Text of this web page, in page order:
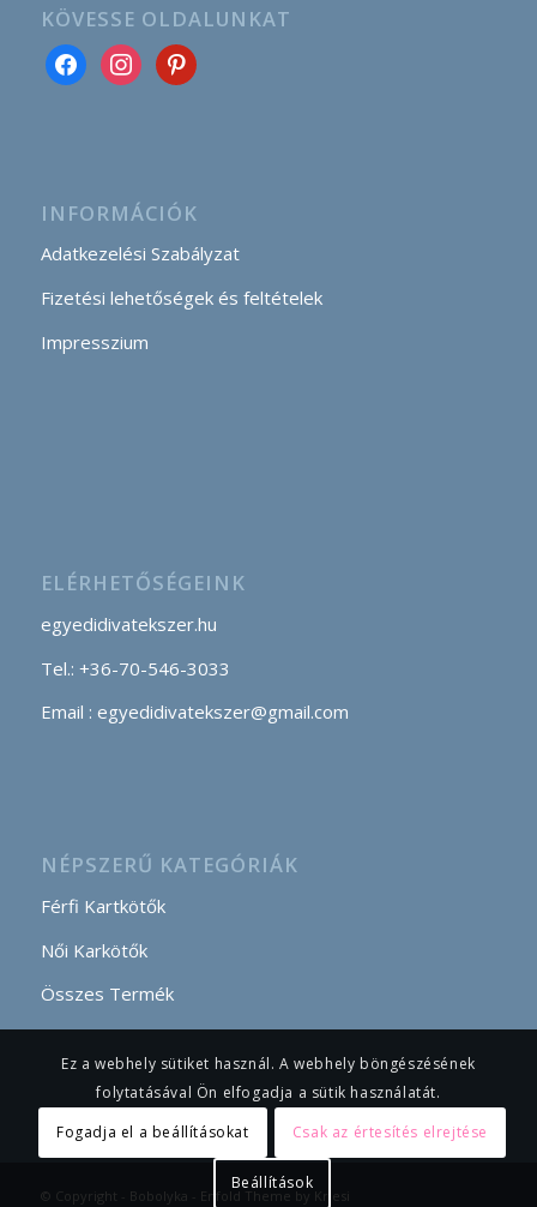
KÖVESSE OLDALUNKAT
INFORMÁCIÓK
Adatkezelési Szabályzat
Fizetési lehetőségek és feltételek
Impresszium
ELÉRHETŐSÉGEINK
egyedidivatekszer.hu
Tel.: +36-70-546-3033
Email : egyedidivatekszer@gmail.com
NÉPSZERŰ KATEGÓRIÁK
Férfi Kartkötők
Női Karkötők
Összes Termék
© Copyright - Bobolyka - Enfold Theme by Kriesi
Ez a webhely sütiket használ. A webhely böngészésének
folytatásával Ön elfogadja a sütik használatát.
Fogadja el a beállításokat
Csak az értesítés elrejtése
Beállítások